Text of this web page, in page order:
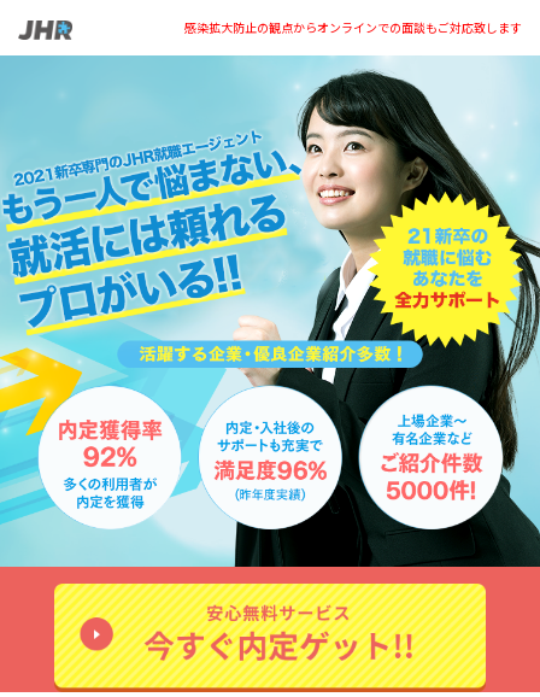
感染拡大防止の観点からオンラインでの面談もご対応致します
JHR就職エージェント